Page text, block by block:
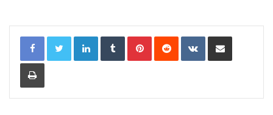
LinkedInTumblr PinterestReddit VKontakteShare via Email
Print